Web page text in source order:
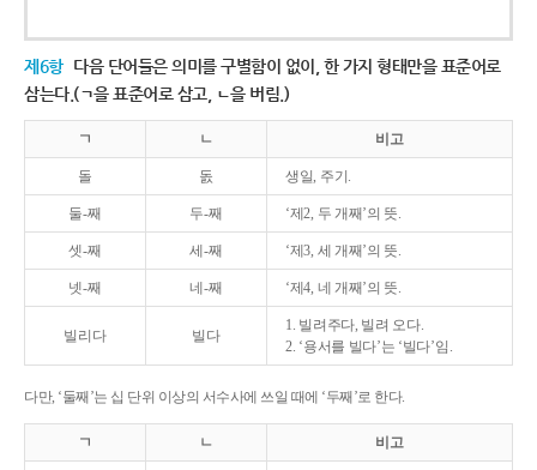
제6항 다음 단어들은 의미를 구별함이 없이, 한 가지 형태만을 표준어로
삼는다.(ㄱ을 표준어로 삼고, ㄴ을 버림.)
ㄱ ㄴ 비고
돌 돐 생일, 주기.
둘-째 두-째 ‘제2, 두 개째’의 뜻.
셋-째 세-째 ‘제3, 세 개째’의 뜻.
넷-째 네-째 ‘제4, 네 개째’의 뜻.
빌리다 빌다
1. 빌려주다, 빌려 오다.
2. ‘용서를 빌다’는 ‘빌다’임.
다만, ‘둘째’는 십 단위 이상의 서수사에 쓰일 때에 ‘두째’로 한다.
ㄱ ㄴ 비고